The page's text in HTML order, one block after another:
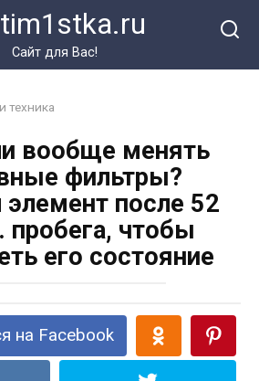
Сайт для Вас!
техника
вообще менять
фильтры?
элемент после 52
пробега, чтобы
его состояние
на Facebook